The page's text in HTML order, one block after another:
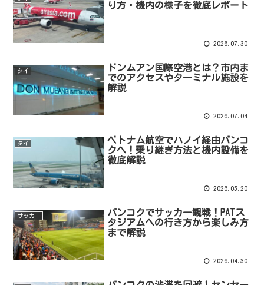
り方・機内の様子を徹底レポート
2026.07.30
タイ
ドンムアン国際空港とは？市内ま
でのアクセスやターミナル施設を
解説
2026.07.04
タイ
ベトナム航空でハノイ経由バンコ
クへ！乗り継ぎ方法と機内設備を
徹底解説
2026.05.20
サッカー
バンコクでサッカー観戦！PATス
タジアムへの行き方から楽しみ方
まで解説
2026.04.30